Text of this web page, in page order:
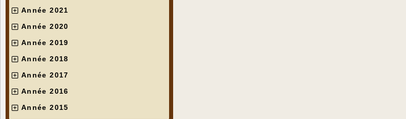
Année 2021
Année 2020
Année 2019
Année 2018
Année 2017
Année 2016
Année 2015